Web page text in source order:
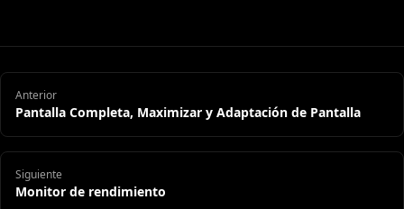
Anterior
Pantalla Completa, Maximizar y Adaptación de Pantalla
Siguiente
Monitor de rendimiento